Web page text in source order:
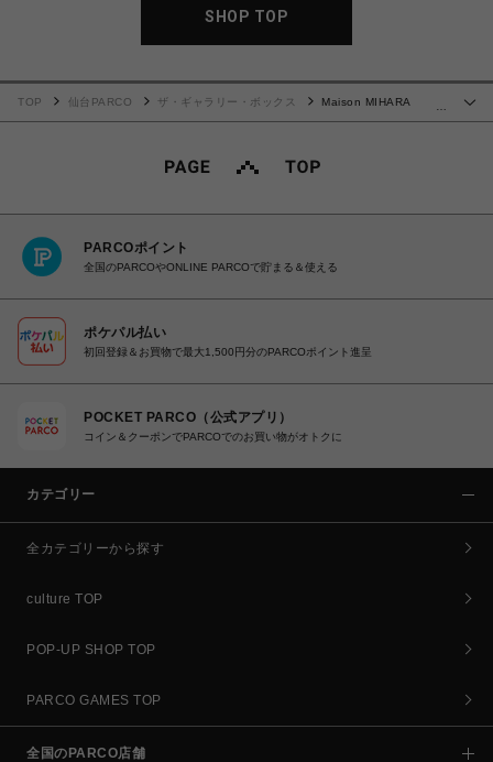
SHOP TOP
TOP 仙台PARCO ザ・ギャラリー・ボックス
Maison MIHARA
PARCOポイント
全国のPARCOやONLINE PARCOで貯まる＆使える
ポケパル払い
初回登録＆お買物で最大1,500円分のPARCOポイント進呈
POCKET PARCO（公式アプリ）
コイン＆クーポンでPARCOでのお買い物がオトクに
カテゴリー
全カテゴリーから探す
culture TOP
POP-UP SHOP TOP
PARCO GAMES TOP
全国のPARCO店舗